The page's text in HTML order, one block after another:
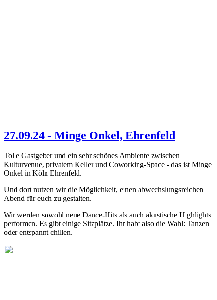
27.09.24 - Minge Onkel, Ehrenfeld
Tolle Gastgeber und ein sehr schönes Ambiente zwischen
Kulturvenue, privatem Keller und Coworking-Space - das ist Minge
Onkel in Köln Ehrenfeld.
Und dort nutzen wir die Möglichkeit, einen abwechslungsreichen
Abend für euch zu gestalten.
Wir werden sowohl neue Dance-Hits als auch akustische Highlights
performen. Es gibt einige Sitzplätze. Ihr habt also die Wahl: Tanzen
oder entspannt chillen.